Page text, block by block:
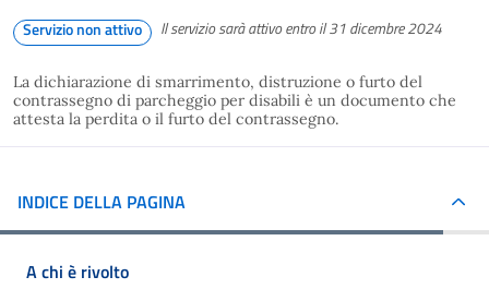
Servizio non attivo Il servizio sarà attivo entro il 31 dicembre 2024
La dichiarazione di smarrimento, distruzione o furto del
contrassegno di parcheggio per disabili è un documento che
attesta la perdita o il furto del contrassegno.
INDICE DELLA PAGINA
A chi è rivolto